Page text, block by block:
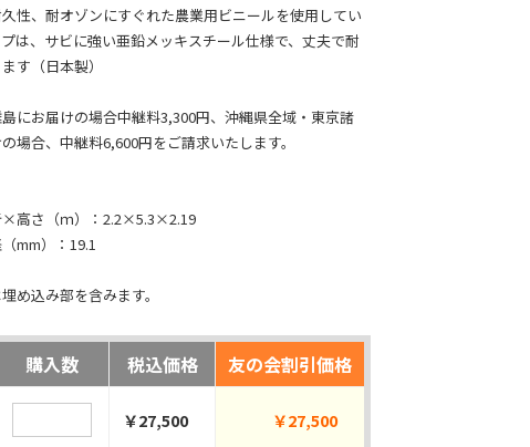
性、耐オゾンにすぐれた農業用ビニールを使用してい
は、サビに強い亜鉛メッキスチール仕様で、丈夫で耐
す（日本製）
にお届けの場合中継料3,300円、沖縄県全域・東京諸
場合、中継料6,600円をご請求いたします。
高さ（ｍ）：2.2×5.3×2.19
mm）：19.1
め込み部を含みます。
購入数 税込価格 友の会割引価格
￥27,500 ￥27,500